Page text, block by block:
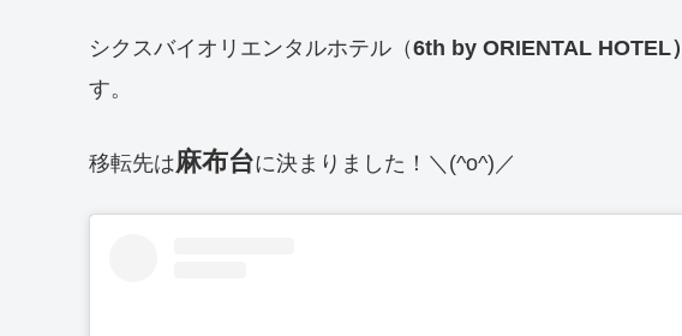
シクスバイオリエンタルホテル（6th by ORIENTAL HOTEL）
す。
移転先は麻布台に決まりました！＼(^o^)／